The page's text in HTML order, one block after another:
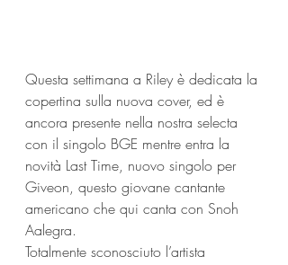
Questa settimana a Riley è dedicata la
copertina sulla nuova cover, ed è
ancora presente nella nostra selecta
con il singolo BGE mentre entra la
novità Last Time, nuovo singolo per
Giveon, questo giovane cantante
americano che qui canta con Snoh
Aalegra.
Totalmente sconosciuto l’artista